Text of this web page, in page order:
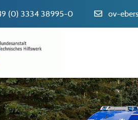
(0) 3334 38995-0 ov-